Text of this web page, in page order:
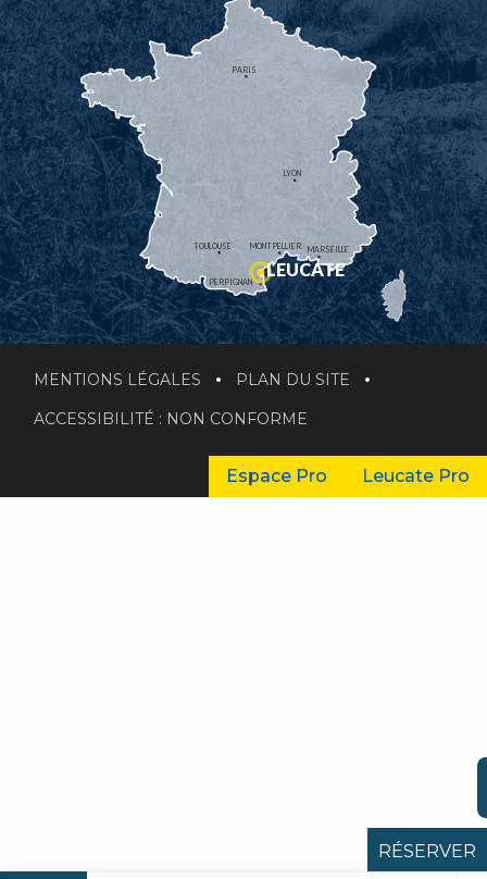
MONTPELLIER
PERPIGNAN
MARSEILLE
TOULOUSE
LYON
PARIS
LEUCATE
MENTIONS LÉGALES PLAN DU SITE
ACCESSIBILITÉ : NON CONFORME
Espace Pro Leucate Pro
RÉSERVER